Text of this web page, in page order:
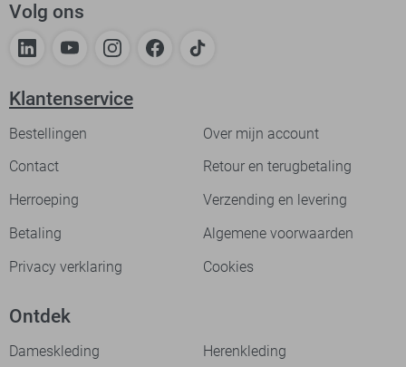
Volg ons
Klantenservice
Bestellingen
Over mijn account
Contact
Retour en terugbetaling
Herroeping
Verzending en levering
Betaling
Algemene voorwaarden
Privacy verklaring
Cookies
Ontdek
Dameskleding
Herenkleding